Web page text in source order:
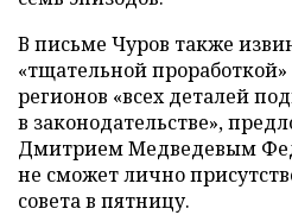
В письме Чуров также
«тщательной
регионов «всех деталей
в законодательстве»,
Дмитрием Медведевым
не сможет лично
совета в пятницу.